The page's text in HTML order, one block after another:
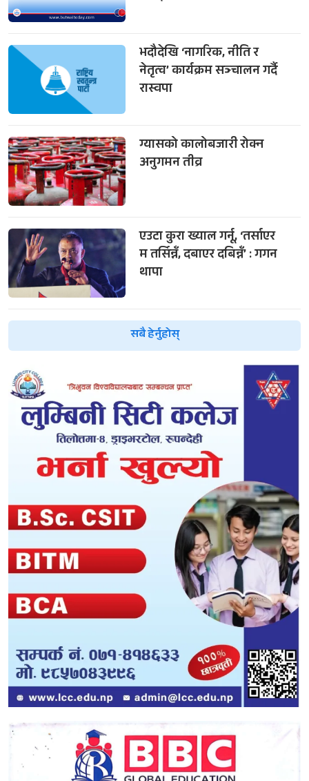
भदौदेखि ‘नागरिक, नीति र
नेतृत्व’ कार्यक्रम सञ्चालन गर्दै
रास्वपा
ग्यासको कालोबजारी रोक्न
अनुगमन तीव्र
एउटा कुरा ख्याल गर्नू, ‘तर्साएर
म तर्सिन्नँ, दबाएर दबिन्नँ’ : गगन
थापा
सबै हेर्नुहोस्